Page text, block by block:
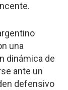
una
dinámica de
ante un
defensivo